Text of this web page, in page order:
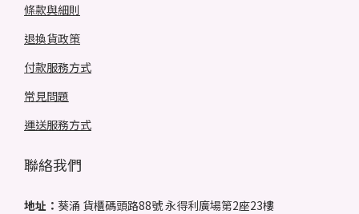
條款與細則
退換貨政策
付款服務方式
常見問題
運送服務方式
聯絡我們
地址： 葵涌 貨櫃碼頭路88號 永得利廣場第2座23樓